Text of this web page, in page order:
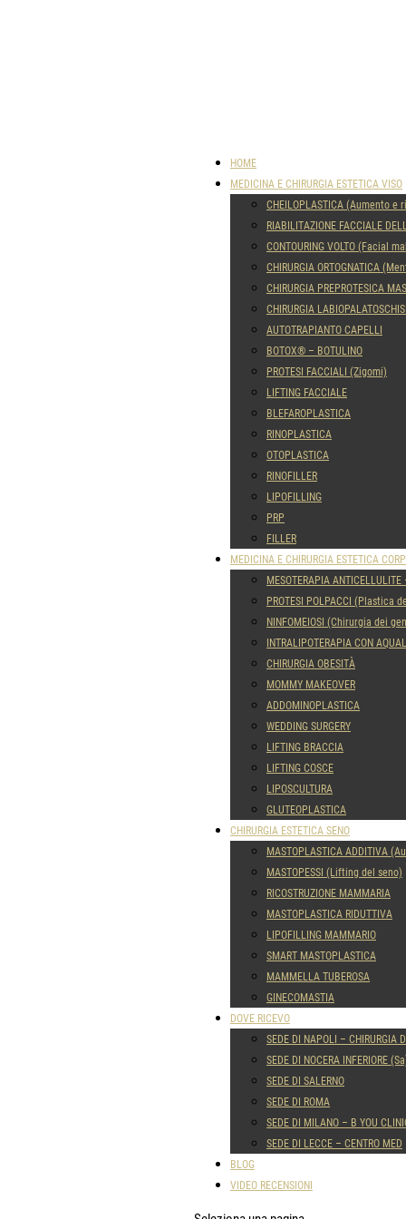
HOME
MEDICINA E CHIRURGIA ESTETICA VISO
CHEILOPLASTICA (Aumento
RIABILITAZIONE FACCIALE
CONTOURING VOLTO (Facial
CHIRURGIA ORTOGNATICA
CHIRURGIA PREPROTESICA
CHIRURGIA LABIOPALATOSCHISI
AUTOTRAPIANTO CAPELLI
BOTOX® – BOTULINO
PROTESI FACCIALI (Zigomi)
LIFTING FACCIALE
BLEFAROPLASTICA
RINOPLASTICA
OTOPLASTICA
RINOFILLER
LIPOFILLING
PRP
FILLER
MEDICINA E CHIRURGIA ESTETICA
MESOTERAPIA
PROTESI POLPACCI (Plastica
NINFOMEIOSI (Chirurgia dei
INTRALIPOTERAPIA CON
CHIRURGIA OBESITÀ
MOMMY MAKEOVER
ADDOMINOPLASTICA
WEDDING SURGERY
LIFTING BRACCIA
LIFTING COSCE
LIPOSCULTURA
GLUTEOPLASTICA
CHIRURGIA ESTETICA SENO
MASTOPLASTICA ADDITIVA
MASTOPESSI (Lifting del seno)
RICOSTRUZIONE MAMMARIA
MASTOPLASTICA RIDUTTIVA
LIPOFILLING MAMMARIO
SMART MASTOPLASTICA
MAMMELLA TUBEROSA
GINECOMASTIA
DOVE RICEVO
SEDE DI NAPOLI – CHIRURGIA
SEDE DI NOCERA INFERIORE
SEDE DI SALERNO
SEDE DI ROMA
SEDE DI MILANO – B YOU
SEDE DI LECCE – CENTRO MED
BLOG
VIDEO RECENSIONI